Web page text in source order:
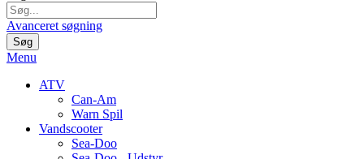
Avanceret søgning
Søg
Menu
ATV
Can-Am
Warn Spil
Vandscooter
Sea-Doo